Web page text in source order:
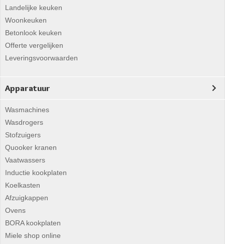
Landelijke keuken
Woonkeuken
Betonlook keuken
Offerte vergelijken
Leveringsvoorwaarden
Apparatuur
Wasmachines
Wasdrogers
Stofzuigers
Quooker kranen
Vaatwassers
Inductie kookplaten
Koelkasten
Afzuigkappen
Ovens
BORA kookplaten
Miele shop online